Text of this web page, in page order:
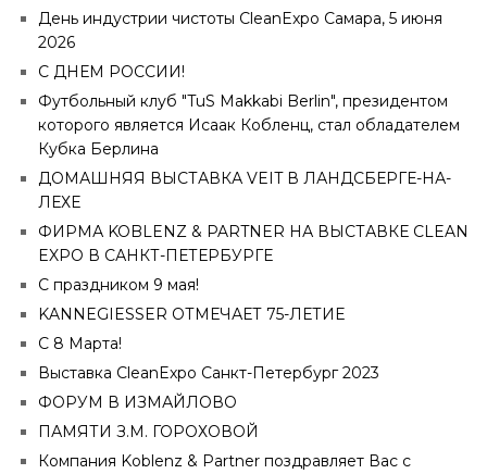
День индустрии чистоты CleanExpo Самара, 5 июня
2026
С ДНЕМ РОССИИ!
Футбольный клуб "TuS Makkabi Berlin", президентом
которого является Исаак Кобленц, стал обладателем
Кубка Берлина
ДОМАШНЯЯ ВЫСТАВКА VEIT В ЛАНДСБЕРГЕ-НА-
ЛЕХЕ
ФИРМА KOBLENZ & PARTNER НА ВЫСТАВКЕ CLEAN
EXPO В САНКТ-ПЕТЕРБУРГЕ
С праздником 9 мая!
KANNEGIESSER ОТМЕЧАЕТ 75-ЛЕТИЕ
С 8 Марта!
Выставка CleanExpo Санкт-Петербург 2023
ФОРУМ В ИЗМАЙЛОВО
ПАМЯТИ З.М. ГОРОХОВОЙ
Компания Koblenz & Partner поздравляет Вас с